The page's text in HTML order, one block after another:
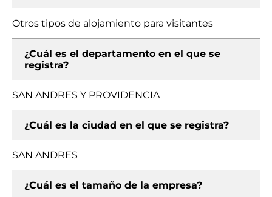
Otros tipos de alojamiento para visitantes
¿Cuál es el departamento en el que se
registra?
SAN ANDRES Y PROVIDENCIA
¿Cuál es la ciudad en el que se registra?
SAN ANDRES
¿Cuál es el tamaño de la empresa?